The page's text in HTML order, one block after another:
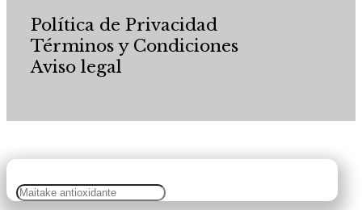
Política de Privacidad
Términos y Condiciones
Aviso legal